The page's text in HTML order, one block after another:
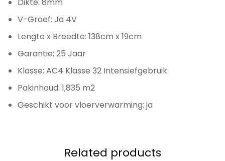
V-Groef: Ja 4V
Lengte x Breedte: 138cm x 19cm
Garantie: 25 Jaar
Klasse: AC4 Klasse 32 Intensiefgebruik
Pakinhoud: 1,835 m2
Geschikt voor vloerverwarming: ja
Related products